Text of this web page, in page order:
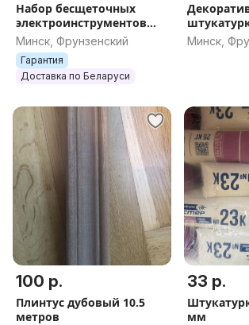
Набор бесщеточных
электроинструментов
4в1 Аналог Makita
Болгарка/Перфоратор/
Гайковёрт/Шуруповёрт
21V
Минск, Фрунзенский
Гарантия
Доставка по Беларуси
Минск,
100 р.
Плинтус дубовый 10.5
метров
33 р.
мм